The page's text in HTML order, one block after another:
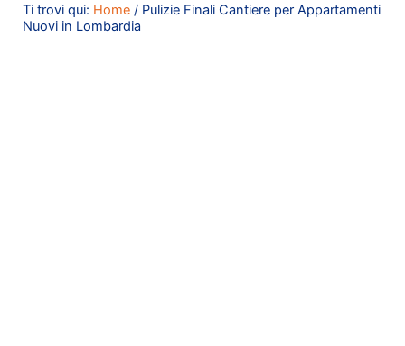
Ti trovi qui: Home /Pulizie Finali Cantiere per Appartamenti
Nuovi in Lombardia